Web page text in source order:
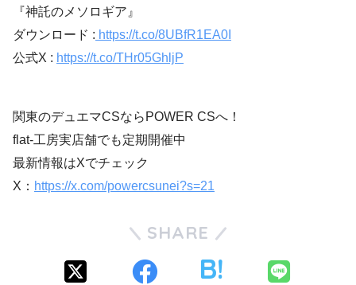
『神託のメソロギア』
ダウンロード : https://t.co/8UBfR1EA0I
公式X : https://t.co/THr05GhljP
関東のデュエマCSならPOWER CSへ！
flat-工房実店舗でも定期開催中
最新情報はXでチェック
X： https://x.com/powercsunei?s=21
SHARE